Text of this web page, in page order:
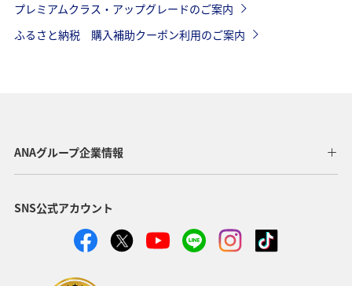
プレミアムクラス・アップグレードのご案内
ふるさと納税 購入補助クーポン利用のご案内
ANAグループ企業情報
SNS公式アカウント